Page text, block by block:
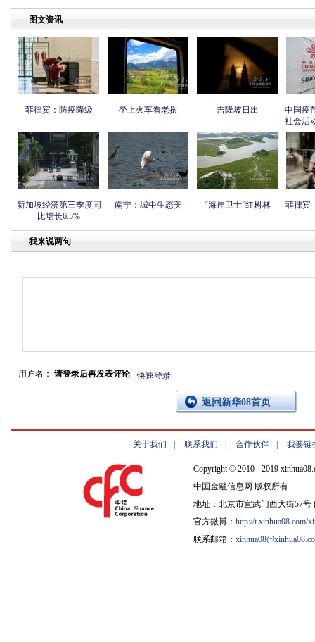
图文资讯
菲律宾：防疫降级 坐上火车看老挝 吉隆坡日出
中国疫
社会活
新加坡经济第三季度同
比增长6.5%
南宁：城中生态美 “海岸卫士”红树林 菲律宾
我来说两句
用户名： 请登录后再发表评论 快速登录
返回新华08首页
关于我们 联系我们 合作伙伴 我要链
Copyright © 2010 - 2019
中国金融信息网 版权所有
地址：北京市宣武门西大街57号
官方微博： http://t.xinhua08.com/
联系邮箱：